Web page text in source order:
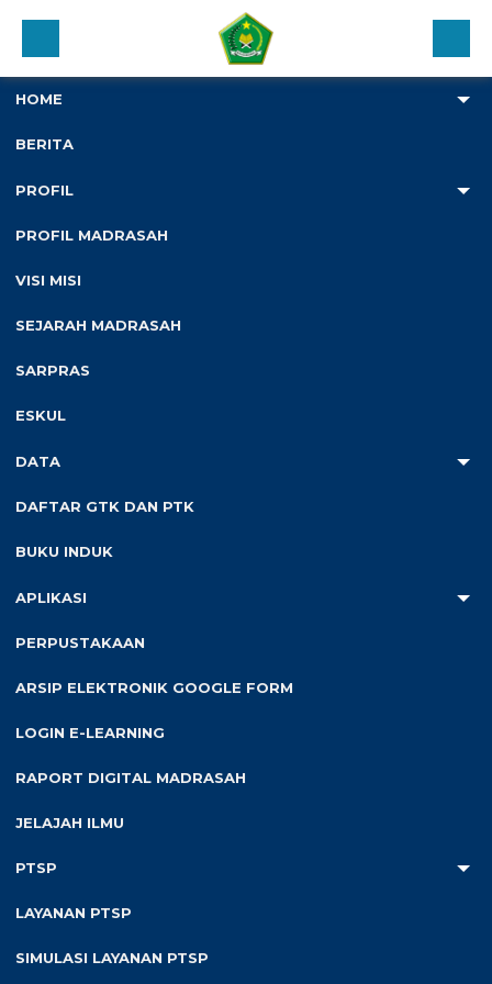
HOME
BERITA
PROFIL
PROFIL MADRASAH
VISI MISI
SEJARAH MADRASAH
SARPRAS
ESKUL
DATA
DAFTAR GTK DAN PTK
BUKU INDUK
APLIKASI
PERPUSTAKAAN
ARSIP ELEKTRONIK GOOGLE FORM
LOGIN E-LEARNING
RAPORT DIGITAL MADRASAH
JELAJAH ILMU
PTSP
LAYANAN PTSP
SIMULASI LAYANAN PTSP
Tahun Pelajaran 2025/2026
Kelulusan Kelas IX Tahun
Pelajaran 2025/2026
Diterbitkan :
KELULUSAN KELAS IX 2026